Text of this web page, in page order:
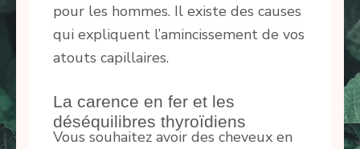
pour les hommes. Il existe des causes
qui expliquent l’amincissement de vos
atouts capillaires.
La carence en fer et les
déséquilibres thyroïdiens
Vous souhaitez avoir des cheveux en